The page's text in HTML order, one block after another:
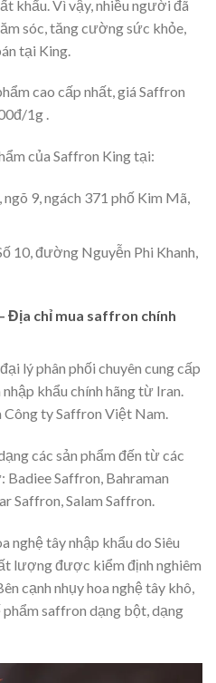
khẩu. Vì vậy, nhiều người đã
sóc, tăng cường sức khỏe,
tại King.
cao cấp nhất, giá Saffron
1g .
của Saffron King tại:
9, ngách 371 phố Kim Mã,
10, đường Nguyễn Phi Khanh,
Địa chỉ mua saffron chính
lý phân phối chuyên cung cấp
khẩu chính hãng từ Iran.
ty Saffron Việt Nam.
các sản phẩm đến từ các
Saffron, Bahraman
Saffron, Salam Saffron.
nghệ tây nhập khẩu do Siêu
lượng được kiểm định nghiêm
cạnh nhụy hoa nghệ tây khô,
saffron dạng bột, dạng